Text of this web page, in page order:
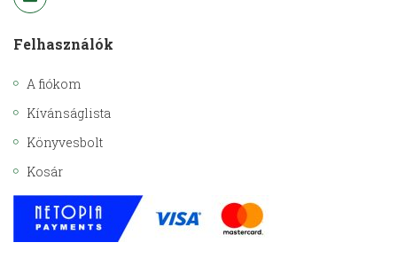
Felhasználók
A fiókom
Kívánságlista
Könyvesbolt
Kosár